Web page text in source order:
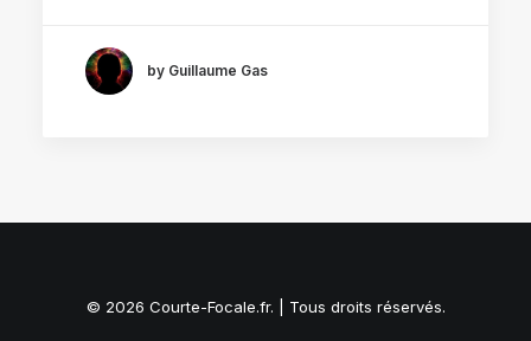
by Guillaume Gas
© 2026 Courte-Focale.fr. | Tous droits réservés.